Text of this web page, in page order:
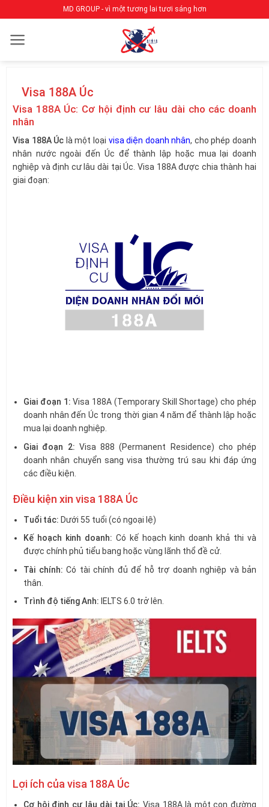
qua
nội
MD GROUP - vì một tương lai tươi sáng hơn
Visa 188A Úc
Visa 188A Úc: Cơ hội định cư lâu dài cho các doanh
nhân
Visa 188A Úc là một loại visa diện doanh nhân, cho phép doanh
nhân nước ngoài đến Úc để thành lập hoặc mua lại doanh
nghiệp và định cư lâu dài tại Úc. Visa 188A được chia thành hai
giai đoạn:
Giai đoạn 1: Visa 188A (Temporary Skill Shortage) cho phép
doanh nhân đến Úc trong thời gian 4 năm để thành lập hoặc
mua lại doanh nghiệp.
Giai đoạn 2: Visa 888 (Permanent Residence) cho phép
doanh nhân chuyển sang visa thường trú sau khi đáp ứng
các điều kiện.
Điều kiện xin visa 188A Úc
Tuổi tác: Dưới 55 tuổi (có ngoại lệ)
Kế hoạch kinh doanh: Có kế hoạch kinh doanh khả thi và
được chính phủ tiểu bang hoặc vùng lãnh thổ đề cử.
Tài chính: Có tài chính đủ để hỗ trợ doanh nghiệp và bản
thân.
Trình độ tiếng Anh: IELTS 6.0 trở lên.
Lợi ích của visa 188A Úc
Cơ hội định cư lâu dài tại Úc: Visa 188A là một con đường